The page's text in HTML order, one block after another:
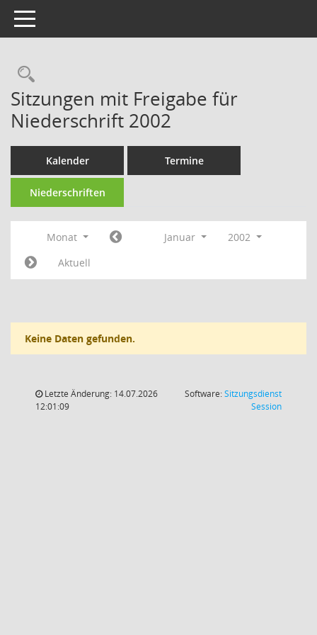
Toggle navigation
Rechercheauswahl
Sitzungen mit Freigabe für
Niederschrift 2002
Kalender Termine
Niederschriften
Monat Januar
2002
Aktuell
Keine Daten gefunden.
Letzte Änderung: 14.07.2026
12:01:09
Software:Sitzungsdienst
Session(Wird in